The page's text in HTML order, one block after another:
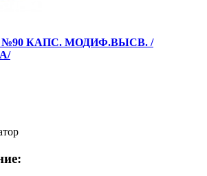
КАПС. МОДИФ.ВЫСВ. /